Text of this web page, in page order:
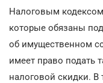
Налоговым
которые обязаны
об имущественном
имеет право подать
налоговой скидки.